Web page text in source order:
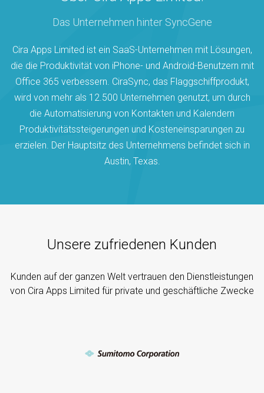
Das Unternehmen hinter SyncGene
Cira Apps Limited ist ein SaaS-Unternehmen mit Lösungen,
die die Produktivität von iPhone- und Android-Benutzern mit
Office 365 verbessern. CiraSync, das Flaggschiffprodukt,
wird von mehr als 12.500 Unternehmen genutzt, um durch
die Automatisierung von Kontakten und Kalendern
Produktivitätssteigerungen und Kosteneinsparungen zu
erzielen. Der Hauptsitz des Unternehmens befindet sich in
Austin, Texas.
Unsere zufriedenen Kunden
Kunden auf der ganzen Welt vertrauen den Dienstleistungen
von Cira Apps Limited für private und geschäftliche Zwecke